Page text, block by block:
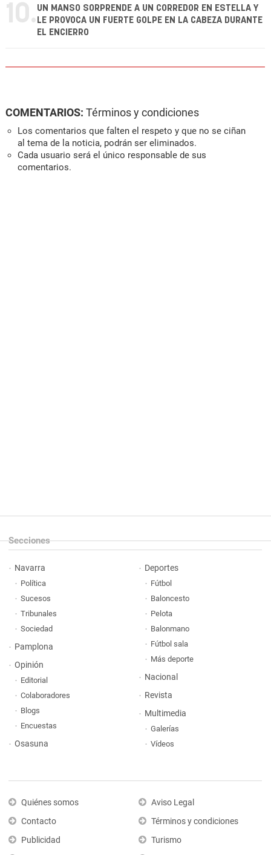
10. UN MANSO SORPRENDE A UN CORREDOR EN ESTELLA Y
LE PROVOCA UN FUERTE GOLPE EN LA CABEZA DURANTE
EL ENCIERRO
COMENTARIOS: Términos y condiciones
Los comentarios que falten el respeto y que no se ciñan
al tema de la noticia, podrán ser eliminados.
Cada usuario será el único responsable de sus
comentarios.
Secciones
Navarra
Política
Sucesos
Tribunales
Sociedad
Pamplona
Opinión
Editorial
Colaboradores
Blogs
Encuestas
Osasuna
Deportes
Fútbol
Baloncesto
Pelota
Balonmano
Fútbol sala
Más deporte
Nacional
Revista
Multimedia
Galerías
Vídeos
Quiénes somos
Contacto
Publicidad
Aviso Legal
Términos y condiciones
Turismo